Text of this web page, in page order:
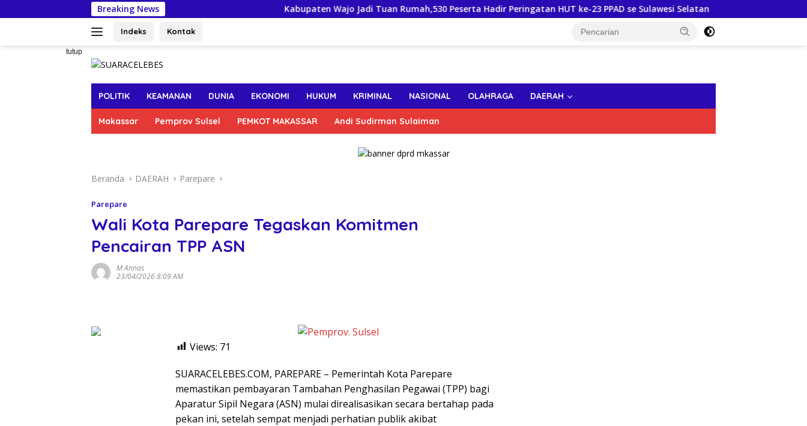
ke
Breaking News Kabupaten Wajo Jadi Tuan Rumah,530 Peserta Hadir Peringatan HUT ke-23 PPAD se Sulawesi Selatan Semarak HUT RI ke-81,
Indeks Kontak
tutup
POLITIK KEAMANAN DUNIA EKONOMI HUKUM KRIMINAL NASIONAL OLAHRAGA DAERAH
Makassar Pemprov Sulsel PEMKOT MAKASSAR Andi Sudirman Sulaiman
Beranda DAERAH Parepare
Parepare
Wali Kota Parepare Tegaskan Komitmen
Pencairan TPP ASN
M Annas
23/04/2026 8:09 AM
Views: 71
SUARACELEBES.COM, PAREPARE – Pemerintah Kota Parepare
memastikan pembayaran Tambahan Penghasilan Pegawai (TPP) bagi
Aparatur Sipil Negara (ASN) mulai direalisasikan secara bertahap pada
pekan ini, setelah sempat menjadi perhatian publik akibat